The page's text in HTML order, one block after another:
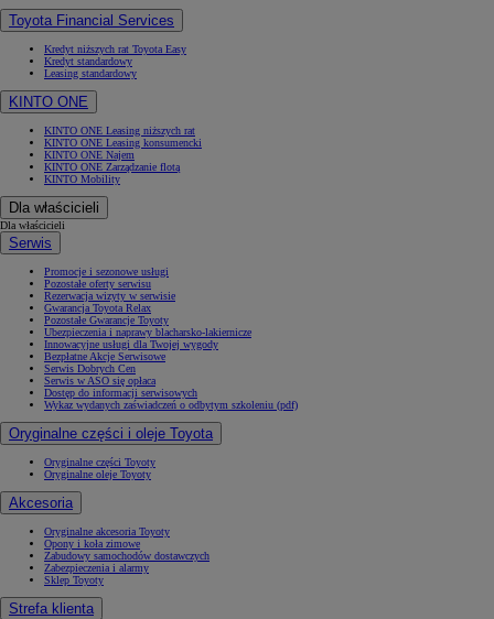
Toyota Financial Services
Kredyt niższych rat Toyota Easy
Kredyt standardowy
Leasing standardowy
KINTO ONE
KINTO ONE Leasing niższych rat
KINTO ONE Leasing konsumencki
KINTO ONE Najem
KINTO ONE Zarządzanie flotą
KINTO Mobility
Dla właścicieli
Dla właścicieli
Serwis
Promocje i sezonowe usługi
Pozostałe oferty serwisu
Rezerwacja wizyty w serwisie
Gwarancja Toyota Relax
Pozostałe Gwarancje Toyoty
Ubezpieczenia i naprawy blacharsko-lakiernicze
Innowacyjne usługi dla Twojej wygody
Bezpłatne Akcje Serwisowe
Serwis Dobrych Cen
Serwis w ASO się opłaca
Dostęp do informacji serwisowych
Wykaz wydanych zaświadczeń o odbytym szkoleniu (pdf)
Oryginalne części i oleje Toyota
Oryginalne części Toyoty
Oryginalne oleje Toyoty
Akcesoria
Oryginalne akcesoria Toyoty
Opony i koła zimowe
Zabudowy samochodów dostawczych
Zabezpieczenia i alarmy
Sklep Toyoty
Strefa klienta